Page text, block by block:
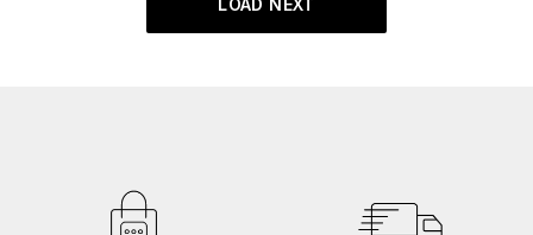
LOAD NEXT